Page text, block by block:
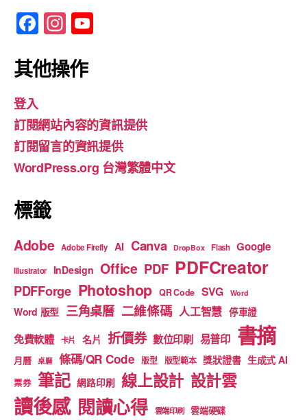
F
a
c
b
o
o
k
In
st
a
gr
a
m
u
b
e
其他操作
登入
訂閱網站內容的資訊提供
訂閱留言的資訊提供
WordPress.org 台灣繁體中文
標籤
Adobe Adobe Firefly AI Canva DropBox Flash Google
Illustrator InDesign Office PDF PDFCreator
PDFForge Photoshop QR Code SVG Word
Word 版型 三角桌曆 二維條碼 人工智慧 停車證
免費軟體 卡片 名片 折價券 數位印刷 易普印 書摘
月曆 桌曆 條碼/QR Code 版型 版型範本 獎狀證書 生成式 AI
票券 筆記 網路印刷 線上設計 設計雲
讀後感 閱讀心得 雲端印刷 雲端硬碟